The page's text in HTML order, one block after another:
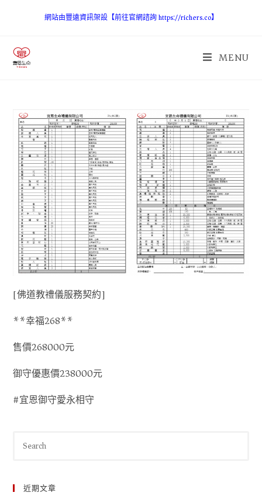
網站由豐遠資訊架設【前往官網諮詢 https://richers.co】
MENU
[佛道教禮儀服務契約]
**幸福268**
售價268000元
御守優惠價238000元
#宜恩御守愛永相守
近期文章